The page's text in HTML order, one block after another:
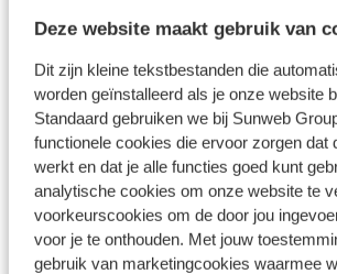
Deze website maakt gebruik van
Dit zijn kleine tekstbestanden die
worden geïnstalleerd als je onze website
Standaard gebruiken we bij Sunweb
functionele cookies die ervoor zorgen dat
werkt en dat je alle functies goed kunt
analytische cookies om onze website te
voorkeurscookies om de door jou
voor je te onthouden. Met jouw
gebruik van marketingcookies waarmee
Skipas, -les en verhuur
Skipas
Skilessen
Skimateriaal